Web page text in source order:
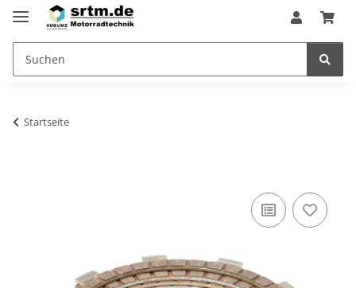
Startseite